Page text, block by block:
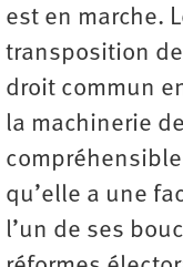
est en marche.
transposition de
droit commun
la machinerie
qu’elle a une
l’un de ses